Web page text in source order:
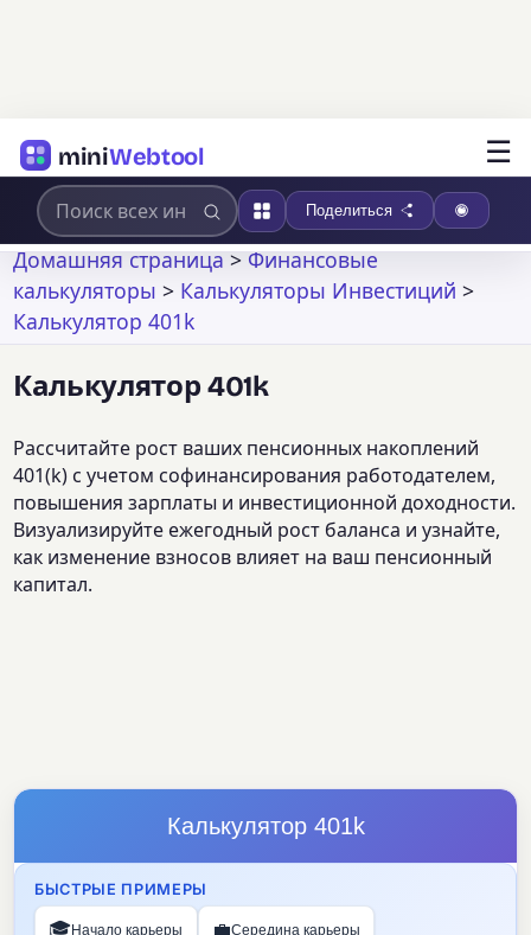
miniWebtool ☰
Поделиться
Домашняя страница>Финансовые
калькуляторы > Калькуляторы Инвестиций >
Калькулятор 401k
Калькулятор 401k
Рассчитайте рост ваших пенсионных накоплений
401(k) с учетом софинансирования работодателем,
повышения зарплаты и инвестиционной доходности.
Визуализируйте ежегодный рост баланса и узнайте,
как изменение взносов влияет на ваш пенсионный
капитал.
Калькулятор 401k
БЫСТРЫЕ ПРИМЕРЫ
🎓 Начало карьеры 💼Середина карьеры